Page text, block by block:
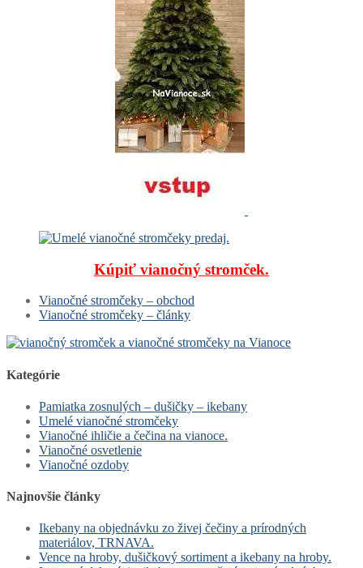
Kúpiť vianočný stromček.
Vianočné stromčeky – obchod
Vianočné stromčeky – články
Kategórie
Pamiatka zosnulých – dušičky – ikebany
Umelé vianočné stromčeky
Vianočné ihličie a čečina na vianoce.
Vianočné osvetlenie
Vianočné ozdoby
Najnovšie články
Ikebany na objednávku zo živej čečiny a prírodných
materiálov, TRNAVA.
Vence na hroby, dušičkový sortiment a ikebany na hroby.